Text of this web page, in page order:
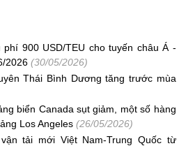
phí 900 USD/TEU cho tuyến châu Á -
2026 (30/05/2026)
Thái Bình Dương tăng trước mùa
biển Canada sụt giảm, một số hàng
Los Angeles(26/05/2026)
tải mới Việt Nam-Trung Quốc từ